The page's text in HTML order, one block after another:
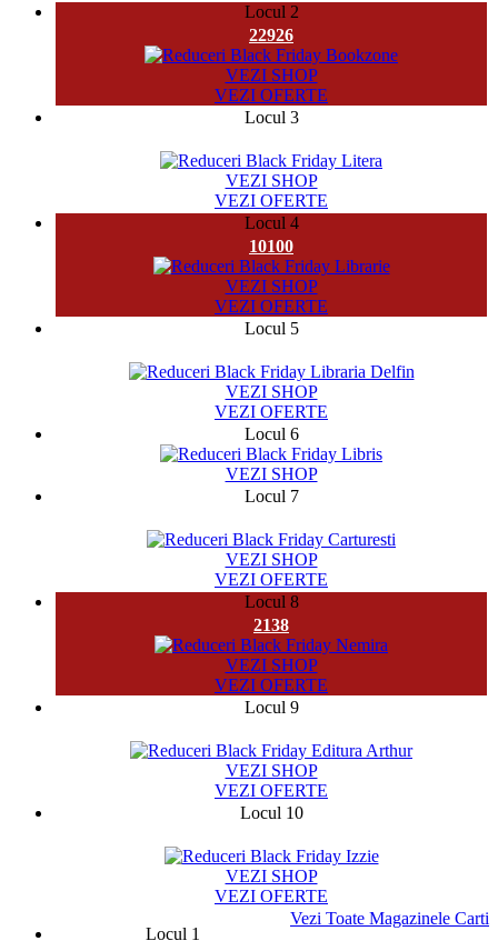
Locul 2
22926
VEZI SHOP
VEZI OFERTE
Locul 3
VEZI SHOP
VEZI OFERTE
Locul 4
10100
VEZI SHOP
VEZI OFERTE
Locul 5
VEZI SHOP
VEZI OFERTE
Locul 6
VEZI SHOP
Locul 7
VEZI SHOP
VEZI OFERTE
Locul 8
2138
VEZI SHOP
VEZI OFERTE
Locul 9
VEZI SHOP
VEZI OFERTE
Locul 10
VEZI SHOP
VEZI OFERTE
Vezi Toate Magazinele Carti
Locul 1